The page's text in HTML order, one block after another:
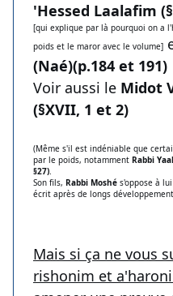
'Hessed Laalafim
[qui explique par là pourquoi on a
poids et le maror avec le volume]
(Naé)(p.184 et 191)
Voir aussi le Midot
(§XVII, 1 et 2)
(Même s'il est indéniable que
par le poids, notamment Rabbi
§27).
Son fils, Rabbi Moshé s'oppose à
écrit après de longs
Mais si ça ne vous
rishonim et